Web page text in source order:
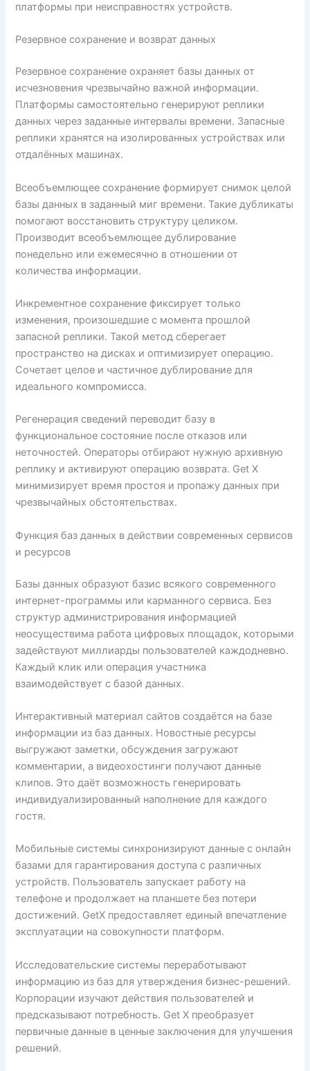
платформы при неисправностях устройств.
Резервное сохранение и возврат данных
Резервное сохранение охраняет базы данных от
исчезновения чрезвычайно важной информации.
Платформы самостоятельно генерируют реплики
данных через заданные интервалы времени. Запасные
реплики хранятся на изолированных устройствах или
отдалённых машинах.
Всеобъемлющее сохранение формирует снимок целой
базы данных в заданный миг времени. Такие дубликаты
помогают восстановить структуру целиком.
Производит всеобъемлющее дублирование
понедельно или ежемесячно в отношении от
количества информации.
Инкрементное сохранение фиксирует только
изменения, произошедшие с момента прошлой
запасной реплики. Такой метод сберегает
пространство на дисках и оптимизирует операцию.
Сочетает целое и частичное дублирование для
идеального компромисса.
Регенерация сведений переводит базу в
функциональное состояние после отказов или
неточностей. Операторы отбирают нужную архивную
реплику и активируют операцию возврата. Get X
минимизирует время простоя и пропажу данных при
чрезвычайных обстоятельствах.
Функция баз данных в действии современных сервисов
и ресурсов
Базы данных образуют базис всякого современного
интернет-программы или карманного сервиса. Без
структур администрирования информацией
неосуществима работа цифровых площадок, которыми
задействуют миллиарды пользователей каждодневно.
Каждый клик или операция участника
взаимодействует с базой данных.
Интерактивный материал сайтов создаётся на базе
информации из баз данных. Новостные ресурсы
выгружают заметки, обсуждения загружают
комментарии, а видеохостинги получают данные
клипов. Это даёт возможность генерировать
индивидуализированный наполнение для каждого
гостя.
Мобильные системы синхронизируют данные с онлайн
базами для гарантирования доступа с различных
устройств. Пользователь запускает работу на
телефоне и продолжает на планшете без потери
достижений. GetX предоставляет единый впечатление
эксплуатации на совокупности платформ.
Исследовательские системы переработывают
информацию из баз для утверждения бизнес-решений.
Корпорации изучают действия пользователей и
предсказывают потребность. Get X преобразует
первичные данные в ценные заключения для улучшения
решений.